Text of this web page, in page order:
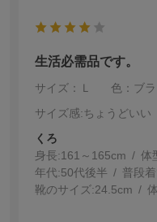
生活必需品です。
サイズ：Ｌ
色：ブ
サイズ感:ちょうどいい
くろ
身長:161～165cm 体
年代:50代後半 普段
靴のサイズ:24.5cm